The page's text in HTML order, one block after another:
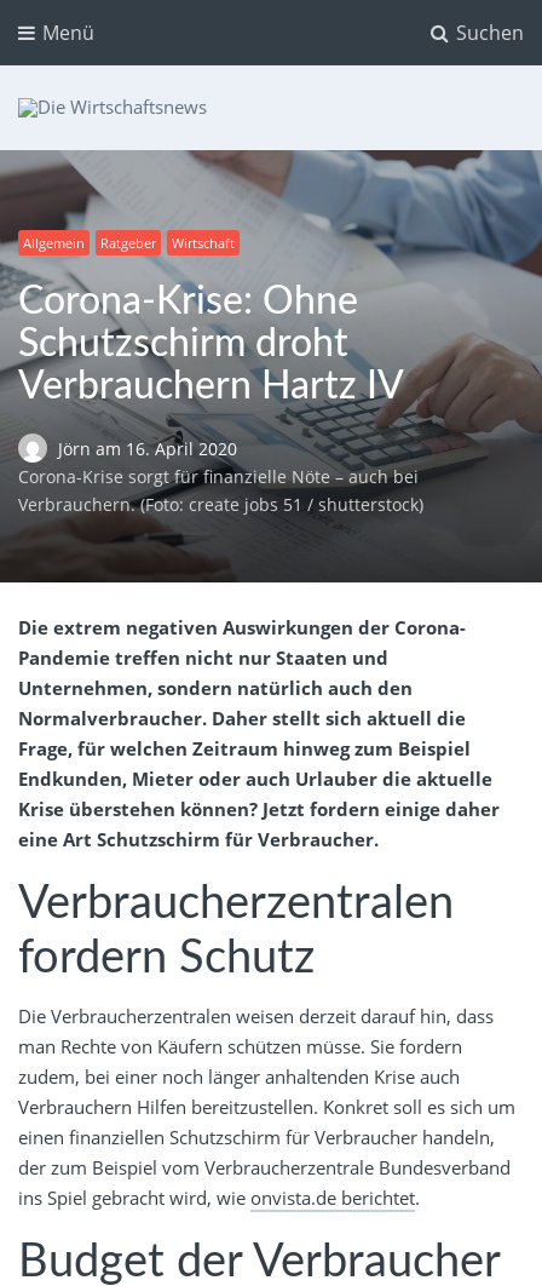
Suchen
Menü
Dein Ratgeber für Aktien und Kryptowährungen
Allgemein Ratgeber Wirtschaft
Corona-Krise: Ohne
Schutzschirm droht
Verbrauchern Hartz IV
Jörn am 16. April 2020
Corona-Krise sorgt für finanzielle Nöte – auch bei
Verbrauchern. (Foto: create jobs 51 / shutterstock)
Die extrem negativen Auswirkungen der Corona-
Pandemie treffen nicht nur Staaten und
Unternehmen, sondern natürlich auch den
Normalverbraucher. Daher stellt sich aktuell die
Frage, für welchen Zeitraum hinweg zum Beispiel
Endkunden, Mieter oder auch Urlauber die aktuelle
Krise überstehen können? Jetzt fordern einige daher
eine Art Schutzschirm für Verbraucher.
Verbraucherzentralen
fordern Schutz
Die Verbraucherzentralen weisen derzeit darauf hin, dass
man Rechte von Käufern schützen müsse. Sie fordern
zudem, bei einer noch länger anhaltenden Krise auch
Verbrauchern Hilfen bereitzustellen. Konkret soll es sich um
einen finanziellen Schutzschirm für Verbraucher handeln,
der zum Beispiel vom Verbraucherzentrale Bundesverband
ins Spiel gebracht wird, wie onvista.de berichtet.
Budget der Verbraucher